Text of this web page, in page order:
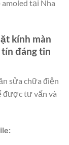
tại Nha
kính màn
đáng tin
sửa chữa điện
được tư vấn và